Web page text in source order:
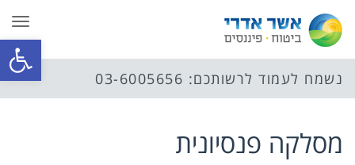
פתח
נשמח לעמוד לרשותכם: 03-6005656
מסלקה פנסיונית